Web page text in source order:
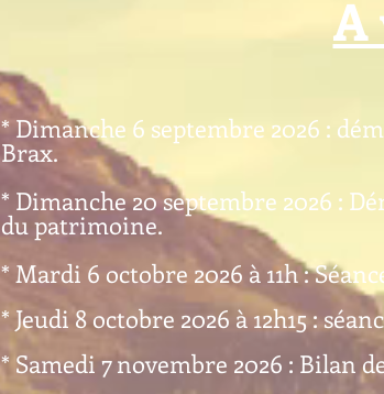
A
* Dimanche 6 septembre 2026 :
Brax.
* Dimanche 20 septembre 2026 :
du patrimoine.
* Mardi 6 octobre 2026 à 11h :
* Jeudi 8 octobre 2026 à 12h15 :
* Samedi 7 novembre 2026 : Bilan